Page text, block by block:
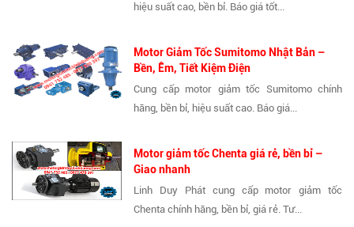
hiệu suất cao, bền bỉ. Báo giá tốt...
Motor Giảm Tốc Sumitomo Nhật Bản –
Bền, Êm, Tiết Kiệm Điện
Cung cấp motor giảm tốc Sumitomo chính
hãng, bền bỉ, hiệu suất cao. Báo giá...
Motor giảm tốc Chenta giá rẻ, bền bỉ –
Giao nhanh
Linh Duy Phát cung cấp motor giảm tốc
Chenta chính hãng, bền bỉ, giá rẻ. Tư...